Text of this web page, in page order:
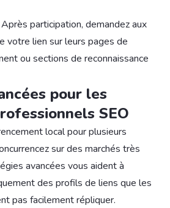
Après participation, demandez aux
votre lien sur leurs pages de
ou sections de reconnaissance
pour les
SEO
local pour plusieurs
sur des marchés très
avancées vous aident à
des profils de liens que les
pas facilement répliquer.